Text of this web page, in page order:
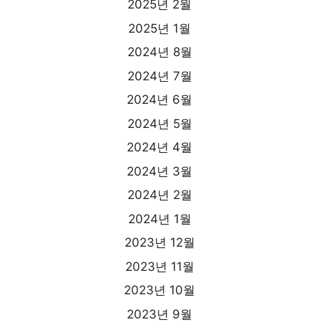
2025년 2월
2025년 1월
2024년 8월
2024년 7월
2024년 6월
2024년 5월
2024년 4월
2024년 3월
2024년 2월
2024년 1월
2023년 12월
2023년 11월
2023년 10월
2023년 9월